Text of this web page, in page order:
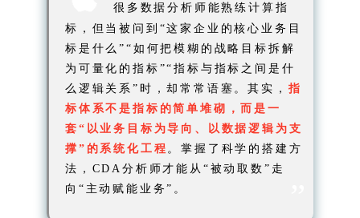
很多数据分析师能熟练计算指
标，但当被问到“这家企业的核心业务目
标是什么”“如何把模糊的战略目标拆解
为可量化的指标”“指标与指标之间是什
么逻辑关系”时，却常常语塞。其实， 指
标体系不是指标的简单堆砌，而是一
套“以业务目标为导向、以数据逻辑为支
撑”的系统化工程 。掌握了科学的搭建方
法，CDA分析师才能从“被动取数”走
向“主动赋能业务”。